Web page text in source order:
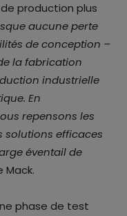
production plus
aucune perte
de conception –
la fabrication
industrielle
En
repensons les
solutions efficaces
éventail de
Mack.
phase de test